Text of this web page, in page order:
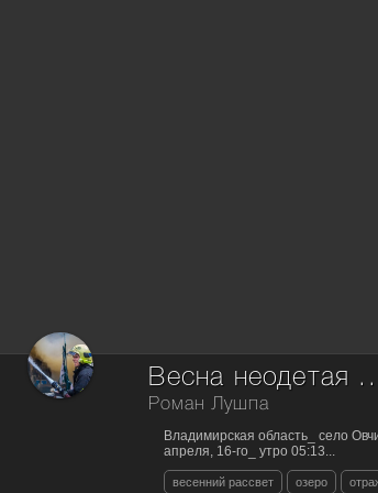
Весна неодетая
Роман Лушпа
Владимирская область_ село
апреля, 16-го_ утро 05:13...
весенний рассвет озеро